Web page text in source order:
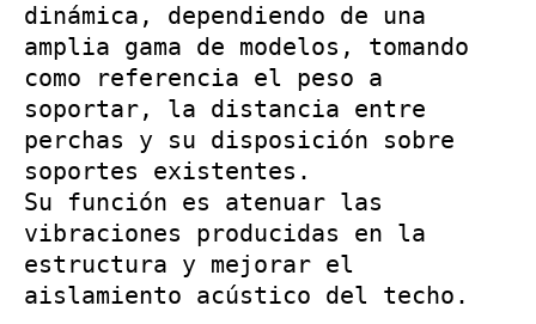
dinámica, dependiendo de una
amplia gama de modelos, tomando
como referencia el peso a
soportar, la distancia entre
perchas y su disposición sobre
soportes existentes.
Su función es atenuar las
vibraciones producidas en la
estructura y mejorar el
aislamiento acústico del techo.